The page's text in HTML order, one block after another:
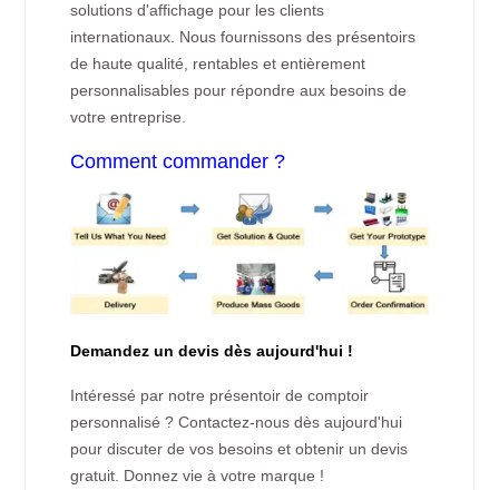
solutions d'affichage pour les clients
internationaux. Nous fournissons des présentoirs
de haute qualité, rentables et entièrement
personnalisables pour répondre aux besoins de
votre entreprise.
Comment commander ?
Demandez un devis dès aujourd'hui !
Intéressé par notre présentoir de comptoir
personnalisé ? Contactez-nous dès aujourd'hui
pour discuter de vos besoins et obtenir un devis
gratuit. Donnez vie à votre marque !